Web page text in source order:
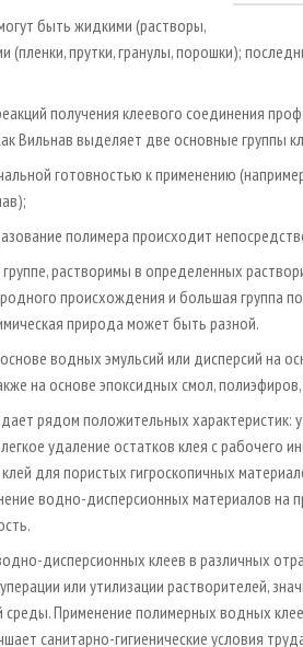
быть жидкими (растворы,
(пленки, прутки, гранулы, порошки);
получения клеевого соединения
Вильнав выделяет две основные группы
готовностью к применению
полимера происходит
растворимы в определенных
происхождения и большая группа
природа может быть разной.
водных эмульсий или дисперсий на
на основе эпоксидных смол,
рядом положительных характеристик:
удаление остатков клея с рабочего
для пористых гигроскопичных
водно-дисперсионных материалов на
дисперсионных клеев в различных
или утилизации растворителей,
среды. Применение полимерных водных
санитарно-гигиенические условия